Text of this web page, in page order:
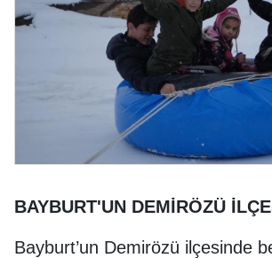
BAYBURT'UN DEMİRÖZÜ
Bayburt’un Demirözü ilçesinde